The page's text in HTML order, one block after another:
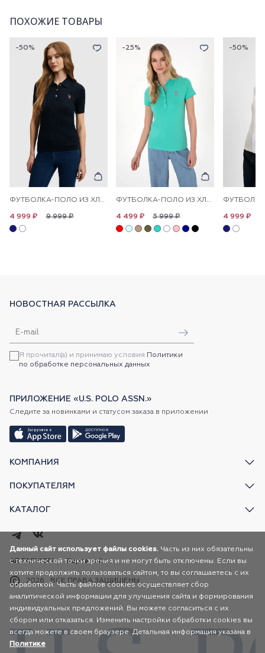
ПОХОЖИЕ ТОВАРЫ
-50%
ФУТБОЛКА-ПОЛО ИЗ ХЛОПКА С УЗОРОМ КОСЫ
9 999 ₽
4 999 ₽
-25%
ФУТБОЛКА-ПОЛО ИЗ ХЛОПКА С ПРИНТОМ НА ПЛАНКЕ
5 999 ₽
4 499 ₽
-50%
4 999 ₽
КОМПАНИЯ
ПОКУПАТЕЛЯМ
КАТАЛОГ
НОВОСТНАЯ РАССЫЛКА
Я прочитал(а) и принимаю условия Политики
по обработке персональных данных
ПРИЛОЖЕНИЕ «U.S. POLO ASSN.»
Следите за новинками и статусом заказа в приложении
2026 ВСЕ ПРАВА ЗАЩИЩЕНЫ
AR FASHION Карта сайта
Данный сайт использует файлы cookies. Часть из них обязательны
с технической точки зрения и не могут быть отключены. Если вы
хотите продолжить пользоваться сайтом, то вы соглашаетесь с их
обработкой. Часть файлов cookies осуществляет сбор
аналитической информации для улучшения сайта и формирования
индивидуальных предложений. Вы можете согласиться с их
сбором или отказаться. Изменить настройки обработки cookies вы
всегда можете в своем браузере. Детальная информация указана в
Политике